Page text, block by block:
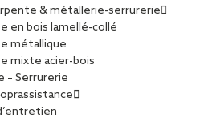
& métallerie-serrurerie
en bois lamellé-collé
métallique
mixte acier-bois
– Serrurerie